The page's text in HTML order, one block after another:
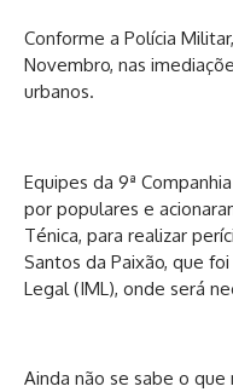
Conforme a Polícia
Novembro, nas
urbanos.
Equipes da 9ª
por populares e
Ténica, para realizar
Santos da Paixão, que
Legal (IML), onde será
Ainda não se sabe o